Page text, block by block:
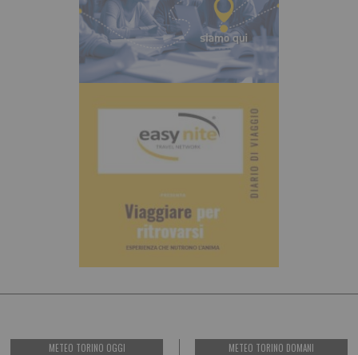
METEO TORINO OGGI METEO TORINO DOMANI